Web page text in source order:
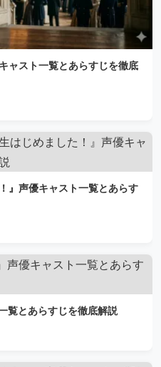
ャスト一覧とあらすじを徹底
』声優キャスト一覧とあらす
覧とあらすじを徹底解説